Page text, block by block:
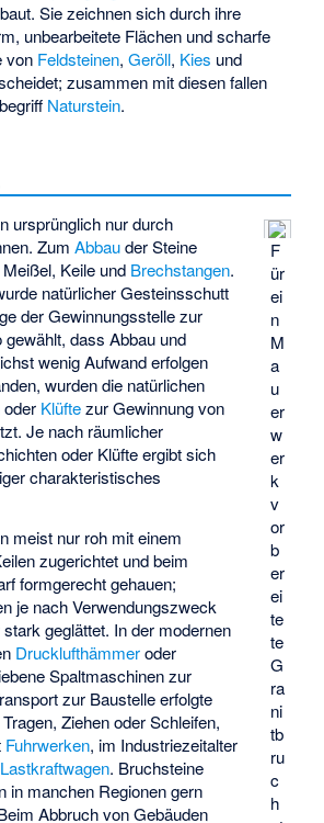
Sie zeichnen sich durch ihre
unbearbeitete Flächen und scharfe
von Feldsteinen,Geröll, Kies und
zusammen mit diesen fallen
Naturstein.
F
ür
ei
n
M
a
u
er
w
er
k
v
or
b
er
ei
te
te
G
ra
ni
tb
ru
c
h
ursprünglich nur durch
ZumAbbauder Steine
Keile und Brechstangen.
natürlicher Gesteinsschutt
der Gewinnungsstelle zur
dass Abbau und
wenig Aufwand erfolgen
wurden die natürlichen
oder Klüftezur Gewinnung von
Je nach räumlicher
oder Klüfte ergibt sich
charakteristisches
meist nur roh mit einem
zugerichtet und beim
formgerecht gehauen;
je nach Verwendungszweck
geglättet. In der modernen
Drucklufthämmeroder
Spaltmaschinen zur
zur Baustelle erfolgte
Ziehen oder Schleifen,
Fuhrwerken, im Industriezeitalter
Lastkraftwagen. Bruchsteine
in manchen Regionen gern
Abbruch von Gebäuden